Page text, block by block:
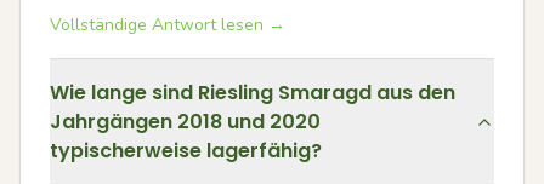
Vollständige Antwort lesen →
Wie lange sind Riesling Smaragd aus den
Jahrgängen 2018 und 2020
typischerweise lagerfähig?